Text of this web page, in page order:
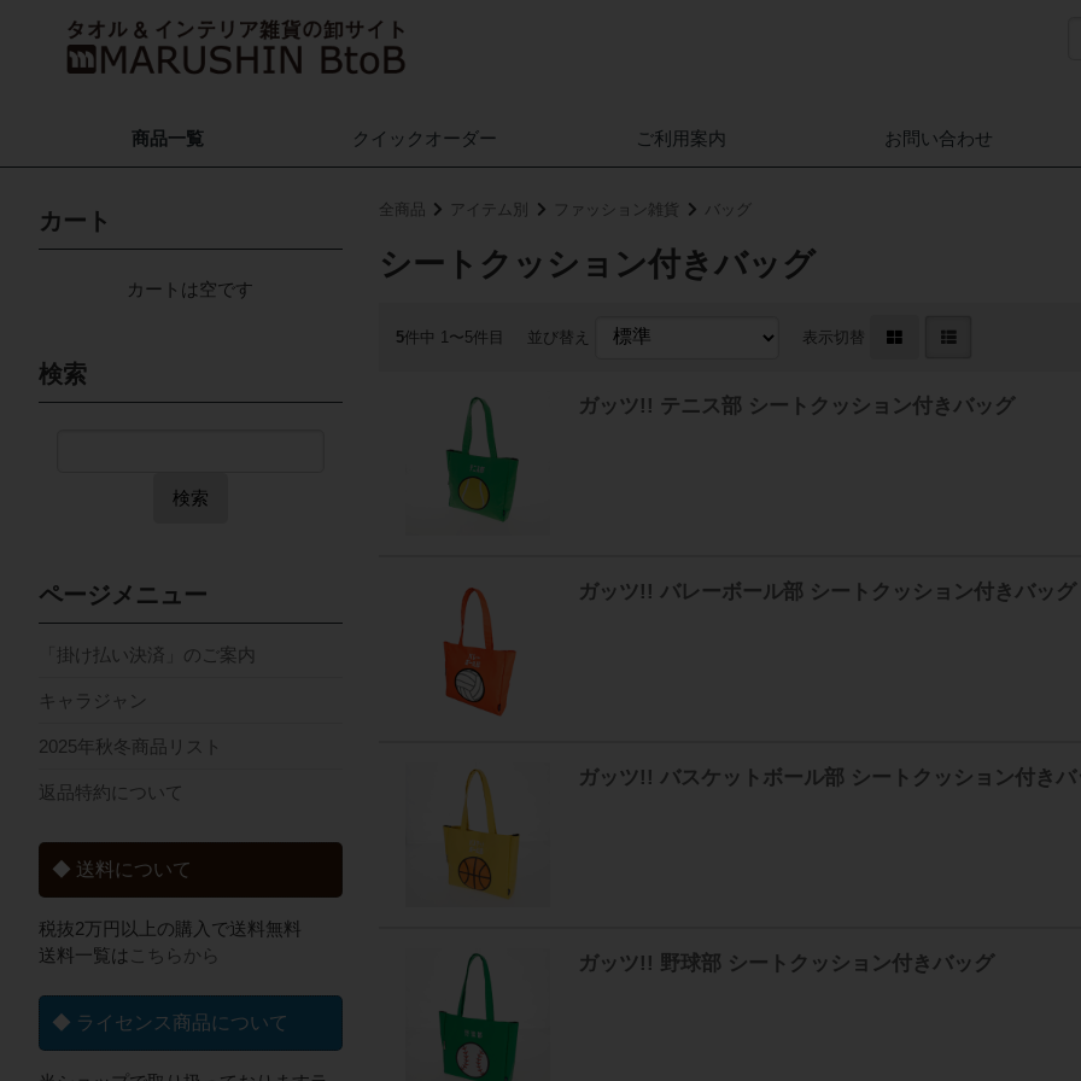
商品一覧 クイック オーダー ご利用案内 お問い合わせ
全商品 アイテム別 ファッション雑貨 バッグ
シートクッション付きバッグ
5件中 1〜5件目 並び替え 表示切替
ガッツ!! テニス部 シートクッション付きバッグ
ガッツ!! バレーボール部 シートクッション付きバッグ
ガッツ!! バスケットボール部 シートクッション付きバ
ガッツ!! 野球部 シートクッション付きバッグ
カート
カートは空です
検索
検索
ページメニュー
「掛け払い決済」のご案内
キャラジャン
2025年秋冬商品リスト
返品特約について
◆ 送料について
税抜2万円以上の購入で送料無料
送料一覧は こちらから
◆ ライセンス商品について